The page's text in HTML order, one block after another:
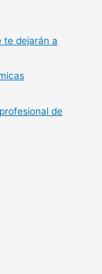
te dejarán a
de